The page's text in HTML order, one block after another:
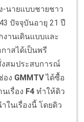
-นายแบบชายชาว
ปัจจุบันอายุ 21 ปี
งานเดินแบบและ
าสได้เป็นพรี
งสมประสบการณ์
อง GMMTVได้ซื้อ
เรื่อง F4 ทำให้ดิว
ในเรื่องนี้ โดยดิว